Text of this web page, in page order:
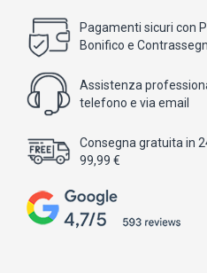
Pagamenti sicuri con
Bonifico e
Assistenza
telefono e via email
Consegna gratuita in
99,99 €